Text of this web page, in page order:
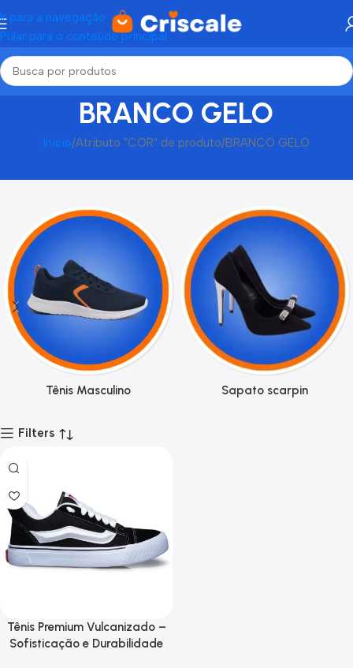
Ir para a navegação
Pular para o conteúdo principal
BRANCO GELO
Início Atributo "COR" de produto BRANCO GELO
Tênis Masculino Sapato scarpin
Filters
Tênis Premium Vulcanizado –
Sofisticação e Durabilidade